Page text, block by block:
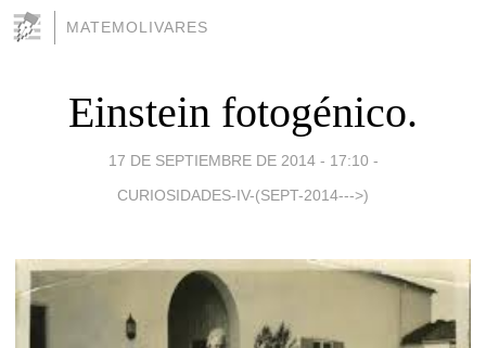
MATEMOLIVARES
Einstein fotogénico.
17 DE SEPTIEMBRE DE 2014 - 17:10 -
CURIOSIDADES-IV-(SEPT-2014--->)